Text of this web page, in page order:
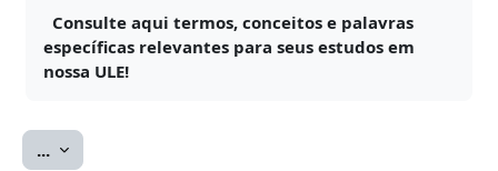
Consulte aqui termos, conceitos e palavras
específicas relevantes para seus estudos em
nossa ULE!
... Exportar itens